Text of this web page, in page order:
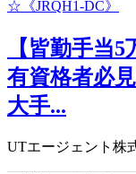
【皆勤手当
有資格者必
大手...
UTエージェント株